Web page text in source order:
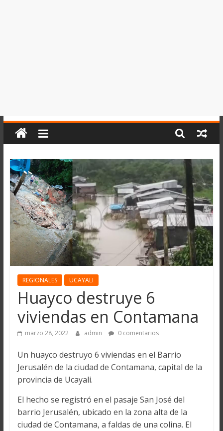
REGIONALES UCAYALI
Huayco destruye 6
viviendas en Contamana
marzo 28, 2022 admin 0 comentarios
Un huayco destruyo 6 viviendas en el Barrio
Jerusalén de la ciudad de Contamana, capital de la
provincia de Ucayali.
El hecho se registró en el pasaje San José del
barrio Jerusalén, ubicado en la zona alta de la
ciudad de Contamana, a faldas de una colina. El